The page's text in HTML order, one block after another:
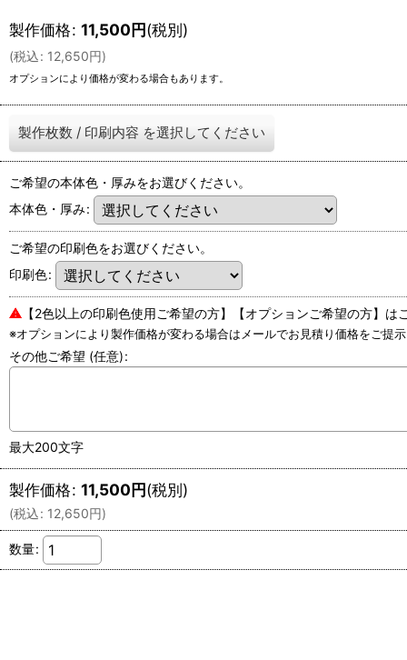
製作価格: 11,500円(税別)
(税込: 12,650円)
オプションにより価格が変わる場合もあります。
製作枚数 / 印刷内容 を選択してください
ご希望の本体色・厚みをお選びください。
本体色・厚み:
ご希望の印刷色をお選びください。
印刷色:
⚠ 【2色以上の印刷色使用ご希望の方】【オプションご希望の方】は
※オプションにより製作価格が変わる場合はメールでお見積り価格をご提
その他ご希望 (任意):
最大200文字
製作価格: 11,500円(税別)
(税込: 12,650円)
数量: